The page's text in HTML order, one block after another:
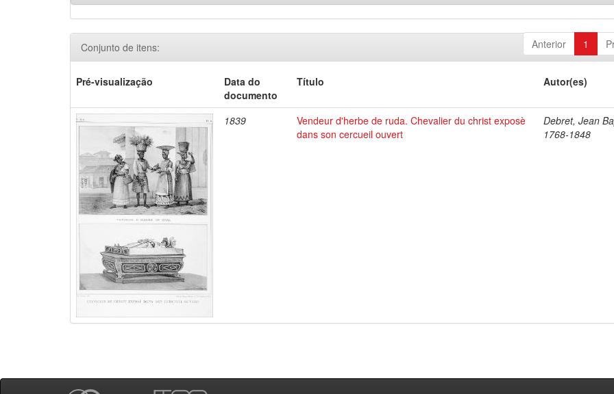
Anterior 1
Conjunto de itens:
Pré-visualização
Data do
documento
Título Autor(es)
1839
Vendeur d'herbe de ruda. Chevalier du christ exposè
dans son cercueil ouvert
Debret, Jean
1768-1848